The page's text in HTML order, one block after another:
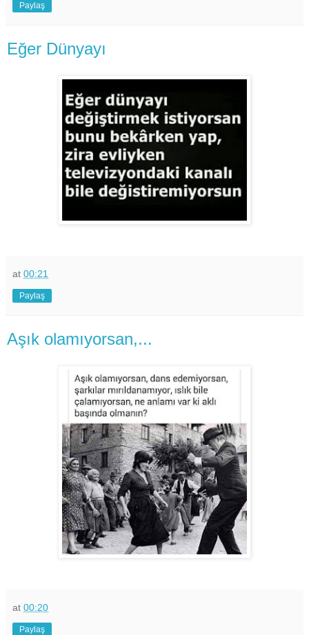
Paylaş
Eğer Dünyayı
at 00:21
Paylaş
Aşık olamıyorsan,...
at 00:20
Paylaş